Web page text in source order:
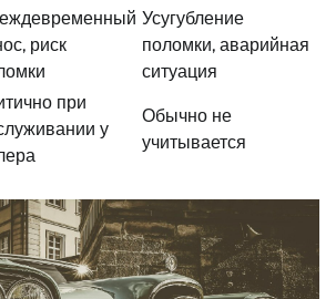
риск
Усугубление
поломки, аварийная
ситуация
при
у
Обычно не
учитывается